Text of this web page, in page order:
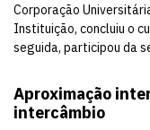
Corporação
Instituição, concluiu o
seguida, participou da
Aproximação
intercâmbio